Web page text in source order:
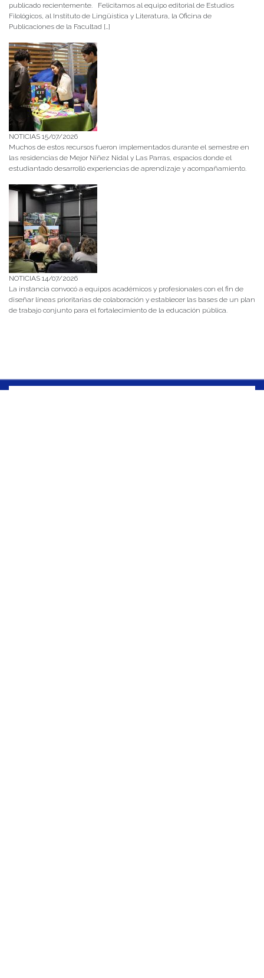
publicado recientemente. Felicitamos al equipo editorial de Estudios
Filológicos, al Instituto de Lingüística y Literatura, la Oficina de
Publicaciones de la Facultad […]
NOTICIAS 15/07/2026
Muchos de estos recursos fueron implementados durante el semestre en
las residencias de Mejor Niñez Nidal y Las Parras, espacios donde el
estudiantado desarrolló experiencias de aprendizaje y acompañamiento.
NOTICIAS 14/07/2026
La instancia convocó a equipos académicos y profesionales con el fin de
diseñar líneas prioritarias de colaboración y establecer las bases de un plan
de trabajo conjunto para el fortalecimiento de la educación pública.